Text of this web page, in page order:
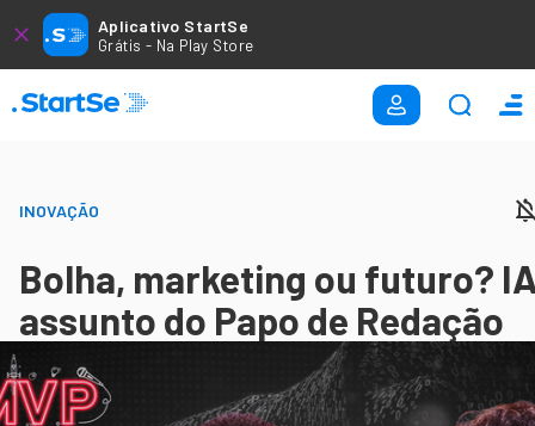
Aplicativo StartSe
Grátis - Na Play Store
INOVAÇÃO
Bolha, marketing ou futuro?
assunto do Papo de Redação